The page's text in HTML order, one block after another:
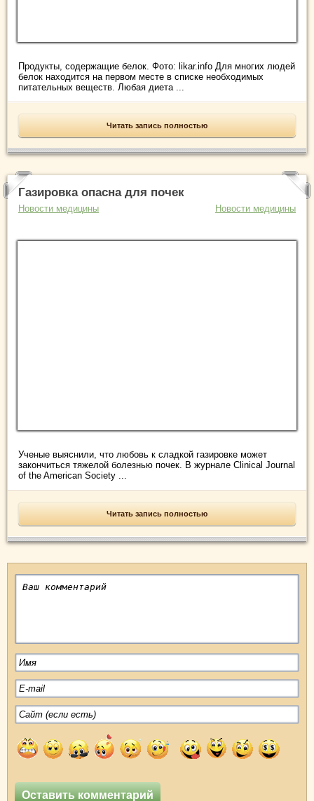
Продукты, содержащие белок. Фото: likar.info Для многих людей
белок находится на первом месте в списке необходимых
питательных веществ. Любая диета ...
Читать запись полностью
Газировка опасна для почек
Новости медицины Новости медицины
Ученые выяснили, что любовь к сладкой газировке может
закончиться тяжелой болезнью почек. В журнале Clinical Journal
of the American Society ...
Читать запись полностью